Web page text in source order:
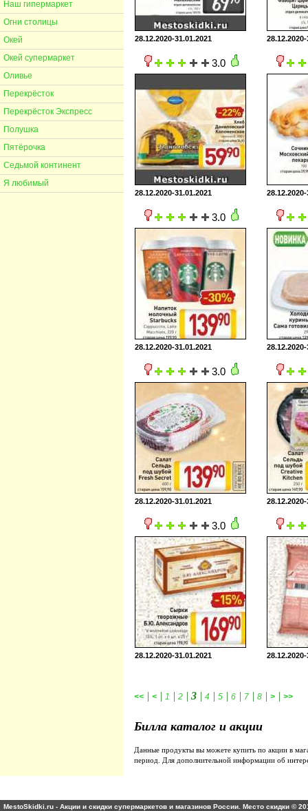
Наш гипермаркет
Огни столицы
Окей
Окей супермаркет
Оливье
Перекрёсток
Перекрёсток Экспресс
Полушка
Пятёрочка
Седьмой континент
Я любимый
28.12.2020-31.01.2021
3.0
28.12.2020-31.01.2021
3.0
28.12.2020-31.01.2021
3.0
28.12.2020-31.01.2021
3.0
28.12.2020-31.01.2021
<< | < | 1 | 2 | 3 | 4 | 5 | 6 | 7 | 8 | > | >>
Билла каталог и акции
Данные продукты вы можете купить по акции в
период. Для дополнительной информации об
MestoSkidki.ru - Акции и скидки супермаркетов и магазинов России. Место скидки ©